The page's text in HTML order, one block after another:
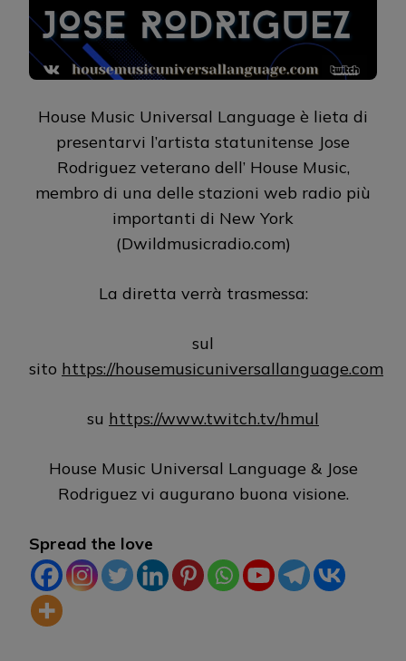
House Music Universal Language è lieta di
presentarvi l’artista statunitense Jose
Rodriguez veterano dell’ House Music,
membro di una delle stazioni web radio più
importanti di New York
(Dwildmusicradio.com)
La diretta verrà trasmessa:
sul
sito https://housemusicuniversallanguage.com
su https://www.twitch.tv/hmul
House Music Universal Language & Jose
Rodriguez vi augurano buona visione.
Spread the love